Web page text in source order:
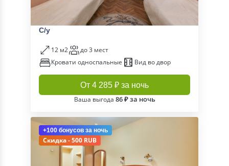
С/у
12 м2
до 3 мест
Кровати односпальные
Вид во двор
От 4 285 ₽ за ночь
Ваша выгода 86 ₽ за ночь
+100 бонусов за ночь
Скидка - 500 RUB